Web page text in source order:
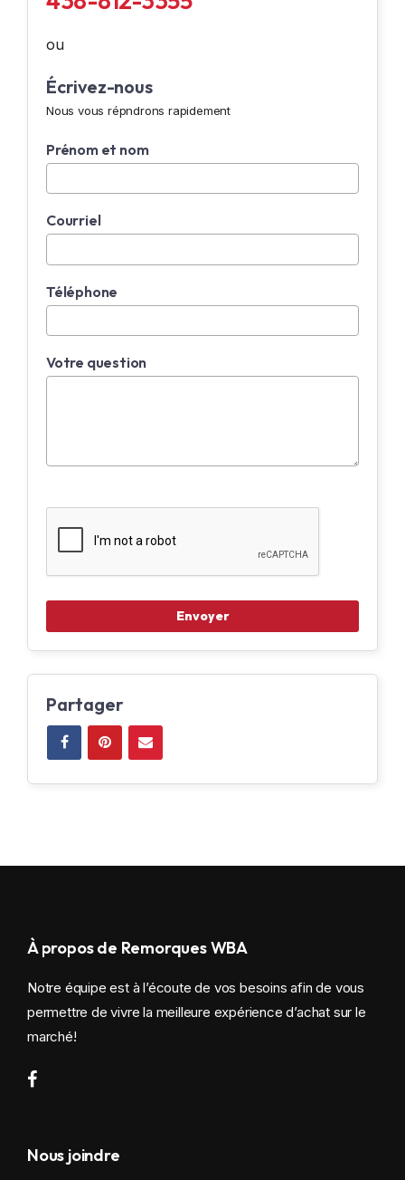
ou
Écrivez-nous
Nous vous répndrons rapidement
Prénom et nom
Courriel
Téléphone
Votre question
Partager
À propos de Remorques WBA
Notre équipe est à l’écoute de vos besoins afin de vous
permettre de vivre la meilleure expérience d’achat sur le
marché!
Nous joindre